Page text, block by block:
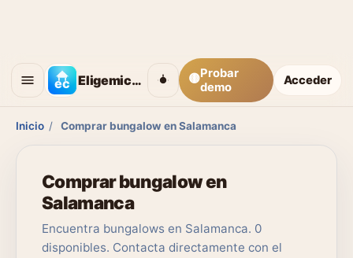
Eligemicasa 🟡Probar
demo
Acceder
Inicio / Comprar bungalow en Salamanca
Comprar bungalow en
Salamanca
Encuentra bungalows en Salamanca. 0
disponibles. Contacta directamente con el